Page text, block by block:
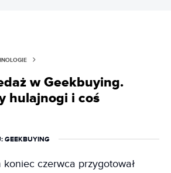
w Geekbuying.
hulajnogi i coś
: GEEKBUYING
czerwca przygotował